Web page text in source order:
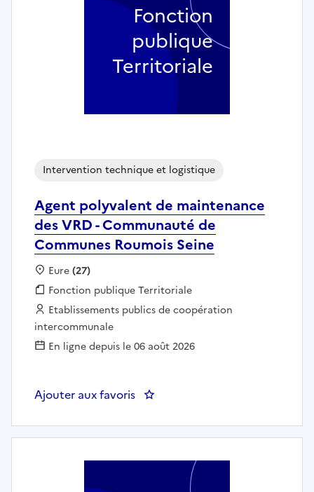
Agent polyvalent de maintenance
des VRD - Communauté de
Communes Roumois Seine
Intervention technique et logistique
Localisation :
Eure(27)
Fonction publique :
Fonction publique Territoriale
Employeur :
Etablissements publics de coopération
intercommunale
En ligne depuis le 06 août 2026
Ajouter aux favoris : Agent polyvalent de
Fonction
publique
Territoriale